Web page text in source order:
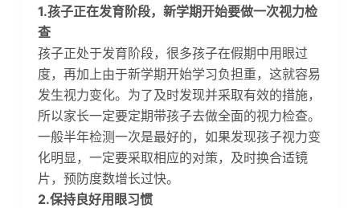
1.孩子正在发育阶段，新学期开始要做一次视力检
查
孩子正处于发育阶段，很多孩子在假期中用眼过
度，再加上由于新学期开始学习负担重，这就容易
发生视力变化。为了及时发现并采取有效的措施，
所以家长一定要定期带孩子去做全面的视力检查。
一般半年检测一次是最好的，如果发现孩子视力变
化明显，一定要采取相应的对策，及时换合适镜
片，预防度数增长过快。
2.保持良好用眼习惯